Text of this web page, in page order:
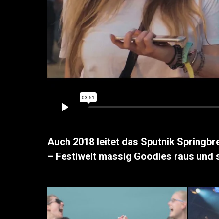
Auch 2018 leitet das Sputnik
– Festiwelt massig Goodies raus